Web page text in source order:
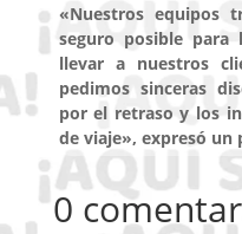
«Nuestros equipos
seguro posible
llevar a nuestros
pedimos sinceras
por el retraso y los
de viaje», expresó un
0